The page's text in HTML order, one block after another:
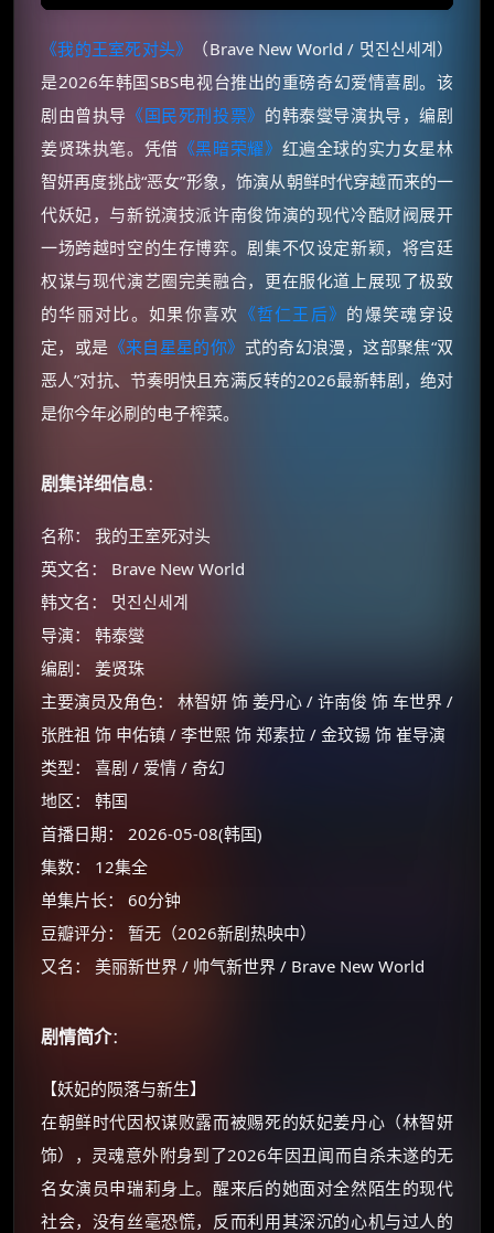
《我的王室死对头》
（Brave New World / 멋진신세계）
是2026年韩国SBS电视台推出的重磅奇幻爱情喜剧。该
剧由曾执导 《国民死刑投票》 的韩泰燮导演执导，编剧
姜贤珠执笔。凭借 《黑暗荣耀》 红遍全球的实力女星林
智妍再度挑战“恶女”形象，饰演从朝鲜时代穿越而来的一
代妖妃，与新锐演技派许南俊饰演的现代冷酷财阀展开
一场跨越时空的生存博弈。剧集不仅设定新颖，将宫廷
权谋与现代演艺圈完美融合，更在服化道上展现了极致
的华丽对比。如果你喜欢 《哲仁王后》 的爆笑魂穿设
定，或是 《来自星星的你》 式的奇幻浪漫，这部聚焦“双
恶人”对抗、节奏明快且充满反转的2026最新韩剧，绝对
是你今年必刷的电子榨菜。
剧集详细信息：
名称： 我的王室死对头
英文名： Brave New World
韩文名： 멋진신세계
导演： 韩泰燮
编剧： 姜贤珠
主要演员及角色： 林智妍 饰 姜丹心 / 许南俊 饰 车世界 /
张胜祖 饰 申佑镇 / 李世熙 饰 郑素拉 / 金玟锡 饰 崔导演
类型： 喜剧 / 爱情 / 奇幻
地区： 韩国
首播日期： 2026-05-08(韩国)
集数： 12集全
单集片长： 60分钟
豆瓣评分： 暂无（2026新剧热映中）
又名： 美丽新世界 / 帅气新世界 / Brave New World
剧情简介：
【妖妃的陨落与新生】
在朝鲜时代因权谋败露而被赐死的妖妃姜丹心（林智妍
饰），灵魂意外附身到了2026年因丑闻而自杀未遂的无
名女演员申瑞莉身上。醒来后的她面对全然陌生的现代
社会，没有丝毫恐慌，反而利用其深沉的心机与过人的
×
☕